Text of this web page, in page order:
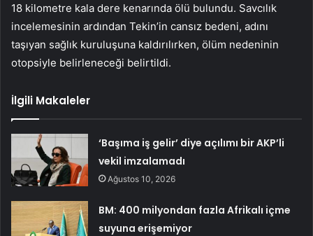
18 kilometre kala dere kenarında ölü bulundu. Savcılık
incelemesinin ardından Tekin’in cansız bedeni, adını
taşıyan sağlık kuruluşuna kaldırılırken, ölüm nedeninin
otopsiyle belirleneceği belirtildi.
İlgili Makaleler
‘Başıma iş gelir’ diye açılımı bir AKP’li
vekil imzalamadı
Ağustos 10, 2026
BM: 400 milyondan fazla Afrikalı içme
suyuna erişemiyor